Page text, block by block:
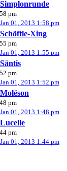
pm
01, 2013 1:58 pm
Xing
pm
01, 2013 1:55 pm
pm
01, 2013 1:52 pm
pm
01, 2013 1:48 pm
pm
01, 2013 1:44 pm